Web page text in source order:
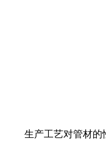
生产工艺对管材的性